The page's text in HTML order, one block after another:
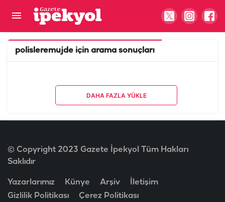
polisleremujde için arama sonuçları
DAHA FAZLA YÜKLE
© Copyright 2023 Gazete İpekyol Tüm Hakları
Saklıdır
Yazarlarımız Künye Arşiv
İletişim
Gizlilik Politikası
Çerez Politikası